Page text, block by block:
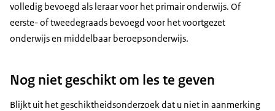
volledig bevoegd als leraar voor het primair onderwijs. Of
eerste- of tweedegraads bevoegd voor het voortgezet
onderwijs en middelbaar beroepsonderwijs.
Nog niet geschikt om les te geven
Blijkt uit het geschiktheidsonderzoek dat u niet in aanmerking